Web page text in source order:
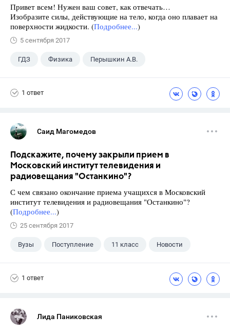
Привет всем! Нужен ваш совет, как отвечать…
Изобразите силы, действующие на тело, когда оно плавает на
поверхности жидкости. (Подробнее...)
5 сентября 2017
ГДЗ Физика Перышкин А.В.
1 ответ
Саид Магомедов
Подскажите, почему закрыли прием в
Московский институт телевидения и
радиовещания "Останкино"?
С чем связано окончание приема учащихся в Московский
институт телевидения и радиовещания "Останкино"?
(Подробнее...)
25 сентября 2017
Вузы Поступление 11 класс Новости
1 ответ
Лида Паниковская